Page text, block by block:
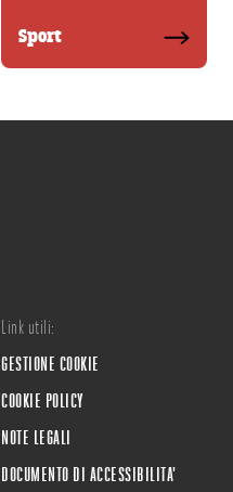
Sport
Link utili:
GESTIONE COOKIE
COOKIE POLICY
NOTE LEGALI
DOCUMENTO DI ACCESSIBILITA'